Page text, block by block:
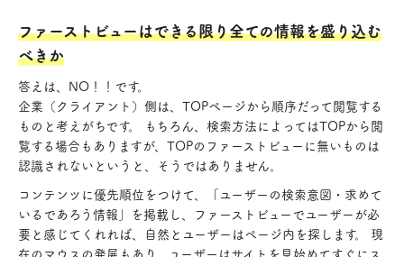
ファーストビューはできる限り全ての情報を盛り込む
べきか
答えは、NO！！です。
企業（クライアント）側は、TOPページから順序だって閲覧する
ものと考えがちです。 もちろん、検索方法によってはTOPから閲
覧する場合もありますが、TOPのファーストビューに無いものは
認識されないというと、そうではありません。
コンテンツに優先順位をつけて、「ユーザーの検索意図・求めて
いるであろう情報」を掲載し、ファーストビューでユーザーが必
要と感じてくれれば、自然とユーザーはページ内を探します。 現